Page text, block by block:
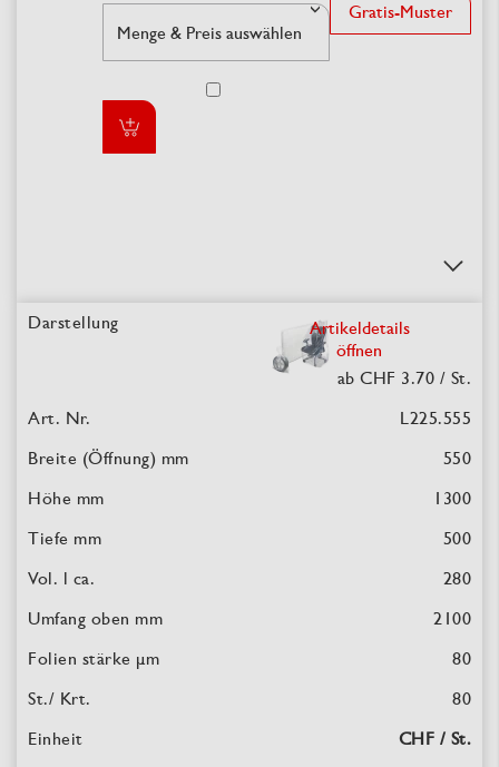
Gratis-Muster
Artikeldetails
öffnen
ab CHF 3.70 / St.
L225.555
550
1300
500
280
2100
80
80
CHF / St.